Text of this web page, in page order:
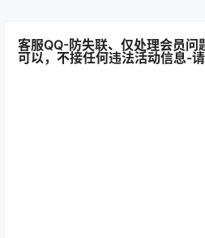
客服QQ-防失联、仅处理会员问
可以，不接任何违法活动信息-